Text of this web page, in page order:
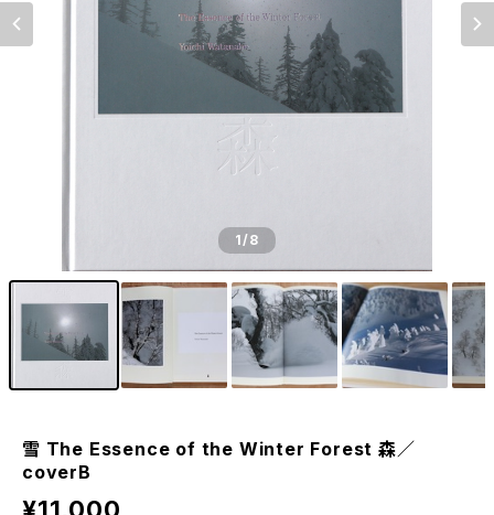
1/8
雪 The Essence of the Winter Forest 森／
coverB